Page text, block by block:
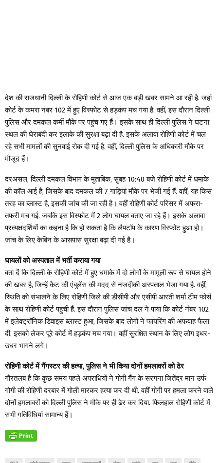
देश की राजधानी दिल्ली के रोहिणी कोर्ट से आज एक बड़ी खबर सामने आ रही है. जहां
कोर्ट के कमरा नंबर 102 में हुए विस्फोट से हड़कंप मच गया है. वहीं, इस दौरान दिल्ली
पुलिस और दमकल कर्मी मौके पर पहुंच गए हैं। इसके साथ ही दिल्ली पुलिस ने घटना
स्थल की घेराबंदी कर इलाके की सुरक्षा बढ़ा दी है. इसके अलावा रोहिणी कोर्ट में चल
रहे सभी मामलों की सुनवाई रोक दी गई है. वहीं, दिल्ली पुलिस के अधिकारी मौके पर
मौजूद हैं।
दरअसल, दिल्ली दमकल विभाग के मुताबिक, सुबह 10:40 बजे रोहिणी कोर्ट में धमाके
की कॉल आई है, जिसके बाद दमकल की 7 गाड़ियां मौके पर भेजी गई हैं. वहीं, यह किस
तरह का ब्लास्ट है, इसकी जांच की जा रही है। वहीं रोहिणी कोर्ट परिसर में अफरा-
तफरी मच गई. जबकि इस विस्फोट में 2 लोग घायल बताए जा रहे हैं। इसके अलावा
प्रत्यक्षदर्शियों का कहना है कि हो सकता है कि लैपटॉप के कारण विस्फोट हुआ हो।
जांच के लिए केबिन के आसपास सुरक्षा बढ़ा दी गई है।
घायलों को अस्पताल में भर्ती कराया गया
बता दें कि दिल्ली के रोहिणी कोर्ट में हुए धमाके में दो लोगों के मामूली रूप से घायल होने
की खबर है, जिन्हें कैट की एंबुलेंस की मदद से नजदीकी अस्पताल भेजा गया है. वहीं,
स्थिति को संभालने के लिए रोहिणी जिले की डीसीपी और एसीपी आरती शर्मा टीम फोर्स
के साथ रोहिणी कोर्ट पहुंची हैं. इस दौरान पुलिस जांच दल ने पाया कि कोर्ट नंबर 102
में इलेक्ट्रॉनिक डिवाइस ब्लास्ट हुआ, जिसके बाद लोगों ने फायरिंग की अफवाह फैला
दी. इसको लेकर पूरे कोर्ट में हड़कंप मच गया। वहीं सुरक्षित स्थान के लिए लोग इधर-
उधर भागने लगे।
रोहिणी कोर्ट में गैंगस्टर की हत्या, पुलिस ने भी किया दोनों हमलावरों को ढेर
गौरतलब है कि कुछ समय पहले अपराधियों ने गोगी गैंग के सरगना जितेंद्र मान उर्फ ​​
गोगी की रोहिणी दरबार में गोली मारकर हत्या कर दी थी. वहीं गोगी पर हमला करने वाले
दोनों हमलावरों को दिल्ली पुलिस ने मौके पर ही ढेर कर दिया. फिलहाल रोहिणी कोर्ट में
सभी गतिविधियां सामान्य हैं।